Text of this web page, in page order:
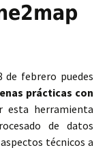
febrero puedes
prácticas con
esta herramienta
de datos
técnicos a